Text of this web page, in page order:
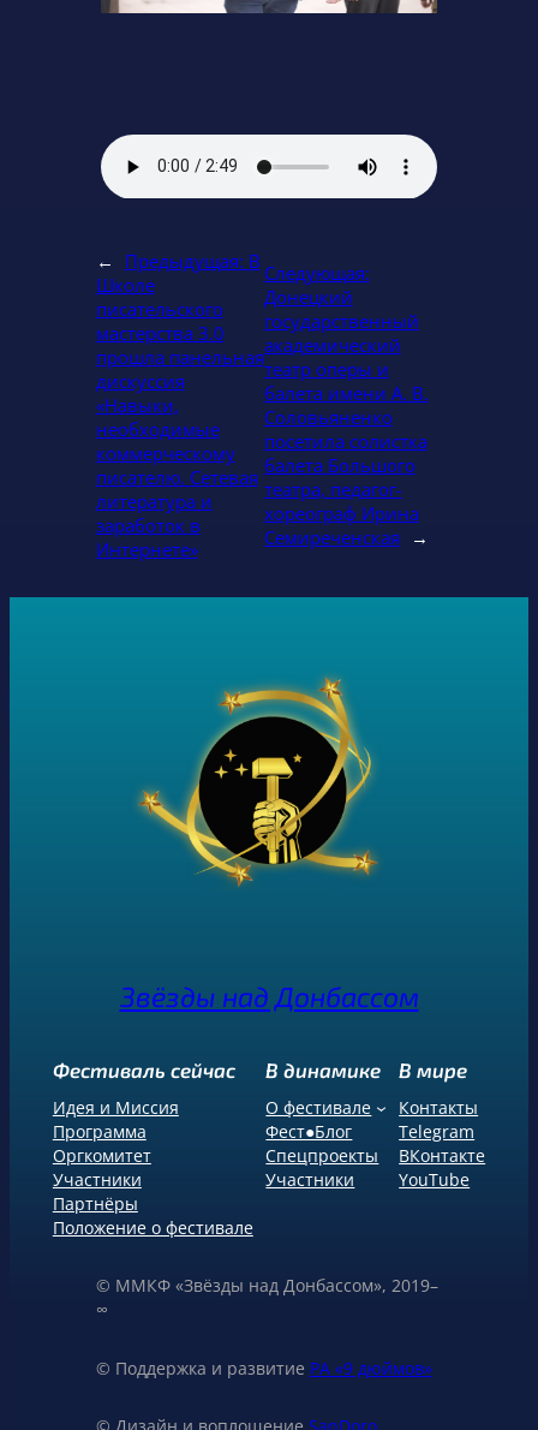
← Предыдущая: В
Школе
писательского
мастерства 3.0
прошла панельная
дискуссия
«Навыки,
необходимые
коммерческому
писателю. Сетевая
литература и
заработок в
Интернете»
Следующая:
Донецкий
государственный
академический
театр оперы и
балета имени А. В.
Соловьяненко
посетила солистка
балета Большого
театра, педагог-
хореограф Ирина
Семиреченская
→
Звёзды над Донбассом
Фестиваль сейчас
Идея и Миссия
Программа
Оргкомитет
Участники
Партнёры
Положение о фестивале
В динамике
О фестивале
Фест●Блог
Спецпроекты
Участники
В мире
Контакты
Telegram
ВКонтакте
YouTube
© ММКФ «Звёзды над Донбассом», 2019–
∞
© Поддержка и развитие РА «9 дюймов»